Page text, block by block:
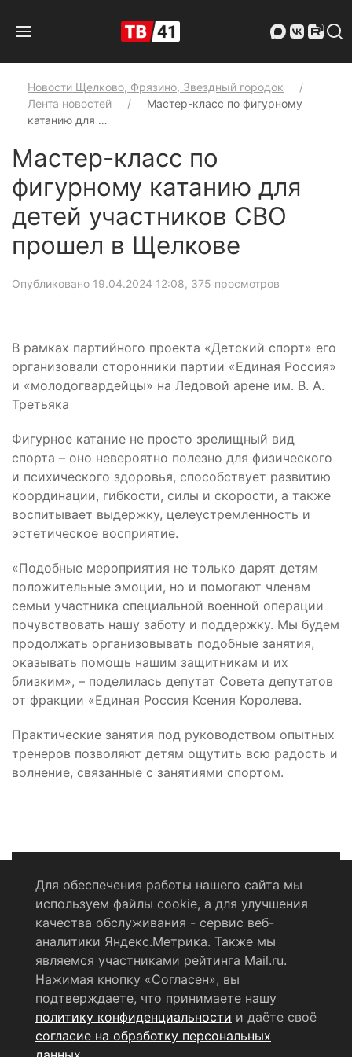
Новости Щелково, Фрязино, Звездный городок
Лента новостей
Мастер-класс по фигурному
катанию для …
Мастер-класс по
фигурному катанию для
детей участников СВО
прошел в Щелкове
Опубликовано 19.04.2024 12:08, 375 просмотров
В рамках партийного проекта «Детский спорт» его
организовали сторонники партии «Единая Россия»
и «молодогвардейцы» на Ледовой арене им. В. А.
Третьяка
Фигурное катание не просто зрелищный вид
спорта – оно невероятно полезно для физического
и психического здоровья, способствует развитию
координации, гибкости, силы и скорости, а также
воспитывает выдержку, целеустремленность и
эстетическое восприятие.
«Подобные мероприятия не только дарят детям
положительные эмоции, но и помогают членам
семьи участника специальной военной операции
почувствовать нашу заботу и поддержку. Мы будем
продолжать организовывать подобные занятия,
оказывать помощь нашим защитникам и их
близким», – поделилась депутат Совета депутатов
от фракции «Единая Россия Ксения Королева.
Практические занятия под руководством опытных
тренеров позволяют детям ощутить всю радость и
волнение, связанные с занятиями спортом.
Политика конфиденциальности
Согласие на обработку персональных данных
RSS-лента
© 2004 - 2026 Сетевое издание Щёлковское ТВ.
Свидетельство о регистрации СМИ
Для обеспечения работы нашего сайта мы
используем файлы cookie, а для улучшения
качества обслуживания - сервис веб-
аналитики Яндекс.Метрика. Также мы
являемся участниками рейтинга Mail.ru.
Нажимая кнопку «Согласен», вы
подтверждаете, что принимаете нашу
политику конфиденциальности и даёте своё
согласие на обработку персональных